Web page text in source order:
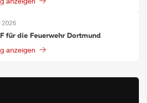
2026
für die Feuerwehr Dortmund
anzeigen